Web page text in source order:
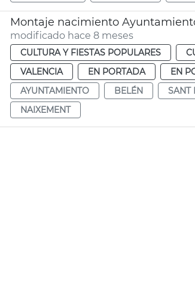
Montaje nacimiento
modificado hace 8 meses
CULTURA Y FIESTAS POPULARES
VALENCIA
EN PORTADA EN
AYUNTAMIENTO
BELÉN SANT
NAIXEMENT